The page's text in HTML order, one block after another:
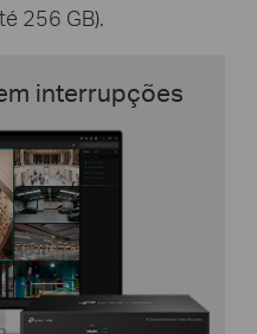
256 GB).
interrupções